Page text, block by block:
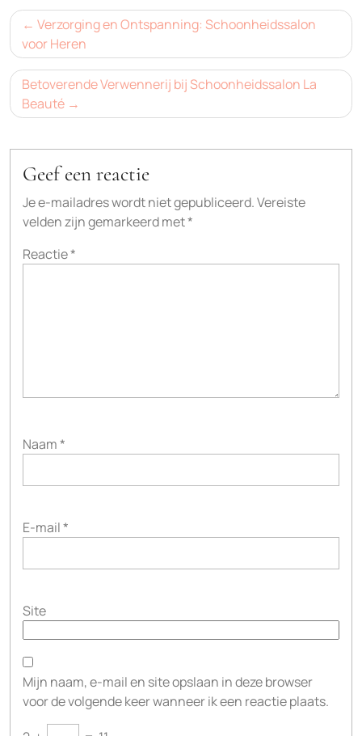
Bericht
navigatie
Verzorging en Ontspanning: Schoonheidssalon
voor Heren
Betoverende Verwennerij bij Schoonheidssalon La
Beauté
Geef een reactie
Je e-mailadres wordt niet gepubliceerd.Vereiste
velden zijn gemarkeerd met*
Reactie*
Naam*
E-mail*
Site
Mijn naam, e-mail en site opslaan in deze browser
voor de volgende keer wanneer ik een reactie plaats.